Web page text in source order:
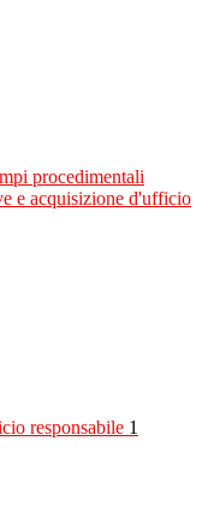
procedimentali
e acquisizione d'ufficio
responsabile 1